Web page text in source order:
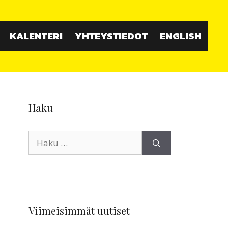
KALENTERI YHTEYSTIEDOT ENGLISH
Haku
Viimeisimmät uutiset